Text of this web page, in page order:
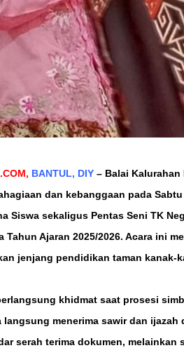
BANTUL, DIY – Balai
dan kebanggaan pada
Siswa sekaligus Pentas Seni TK
Tahun Ajaran 2025/2026. Acara ini
jenjang pendidikan taman kanak-
khidmat saat prosesi
langsung menerima sawir dan
serah terima dokumen,